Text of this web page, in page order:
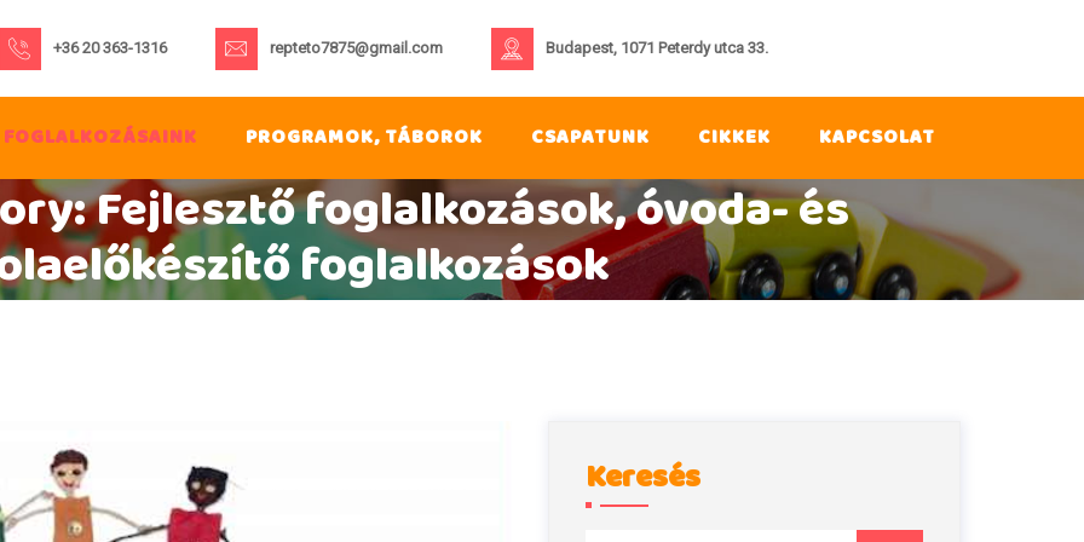
+36 20 363-1316 repteto7875@gmail.com Budapest, 1071 Peterdy utca 33.
FOGLALKOZÁSAINK PROGRAMOK, TÁBOROK CSAPATUNK CIKKEK KAPCSOLAT
Fejlesztő foglalkozások, óvoda- és
foglalkozások
Keresés